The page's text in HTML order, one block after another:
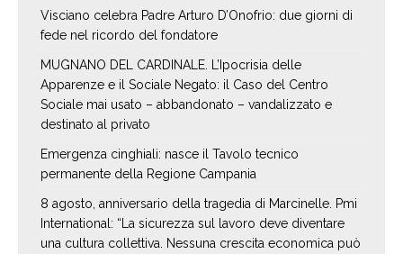
Visciano celebra Padre Arturo D’Onofrio: due giorni di
fede nel ricordo del fondatore
MUGNANO DEL CARDINALE. L’Ipocrisia delle
Apparenze e il Sociale Negato: il Caso del Centro
Sociale mai usato – abbandonato – vandalizzato e
destinato al privato
Emergenza cinghiali: nasce il Tavolo tecnico
permanente della Regione Campania
8 agosto, anniversario della tragedia di Marcinelle. Pmi
International: “La sicurezza sul lavoro deve diventare
una cultura collettiva. Nessuna crescita economica può